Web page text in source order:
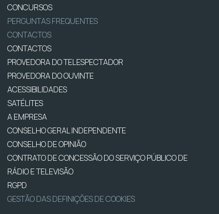
CONCURSOS
PERGUNTAS FREQUENTES
CONTACTOS
CONTACTOS
PROVEDORA DO TELESPECTADOR
PROVEDORA DO OUVINTE
ACESSIBILIDADES
SATÉLITES
A EMPRESA
CONSELHO GERAL INDEPENDENTE
CONSELHO DE OPINIÃO
CONTRATO DE CONCESSÃO DO SERVIÇO PÚBLICO DE
RÁDIO E TELEVISÃO
RGPD
GESTÃO DAS DEFINIÇÕES DE COOKIES